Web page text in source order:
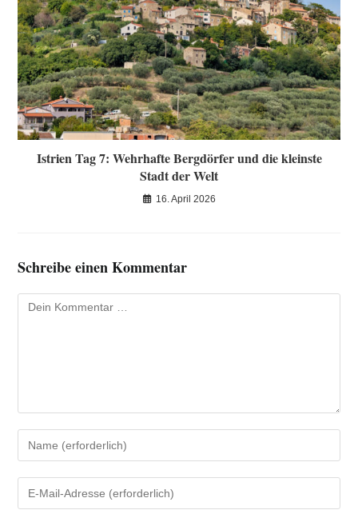
Istrien Tag 7: Wehrhafte Bergdörfer und die kleinste
Stadt der Welt
16. April 2026
Schreibe einen Kommentar
Kommentar
Gib
deinen
Namen
oder
Gib
deine